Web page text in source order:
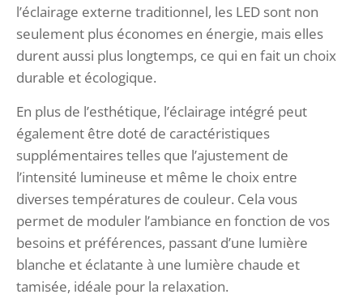
l’éclairage externe traditionnel, les LED sont non
seulement plus économes en énergie, mais elles
durent aussi plus longtemps, ce qui en fait un choix
durable et écologique.
En plus de l’esthétique, l’éclairage intégré peut
également être doté de caractéristiques
supplémentaires telles que l’ajustement de
l’intensité lumineuse et même le choix entre
diverses températures de couleur. Cela vous
permet de moduler l’ambiance en fonction de vos
besoins et préférences, passant d’une lumière
blanche et éclatante à une lumière chaude et
tamisée, idéale pour la relaxation.